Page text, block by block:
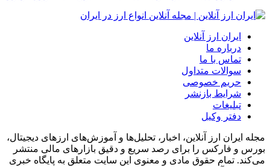
ایران ارز آنلاین
درباره ما
تماس با ما
سوالات متداول
حریم خصوصی
شرایط بازنشر
تبلیغات
دفتر وکیل
مجله ایران ارز آنلاین، اخبار، تحلیل‌ها و آموزش‌های ارزهای دیجیتال،
بورس و فارکس را برای رصد سریع و دقیق بازارهای مالی منتشر
می‌کند. تمام حقوق مادی و معنوی این سایت متعلق به پایگاه خبری